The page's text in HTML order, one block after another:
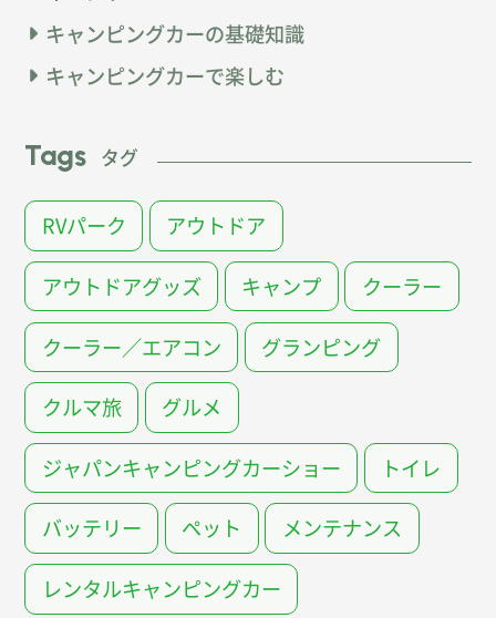
キャンピングカーの基礎知識
キャンピングカーで楽しむ
Tags タグ
RVパーク アウトドア
アウトドアグッズ キャンプ クーラー
クーラー／エアコン グランピング
クルマ旅 グルメ
ジャパンキャンピングカーショー トイレ
バッテリー ペット メンテナンス
レンタルキャンピングカー